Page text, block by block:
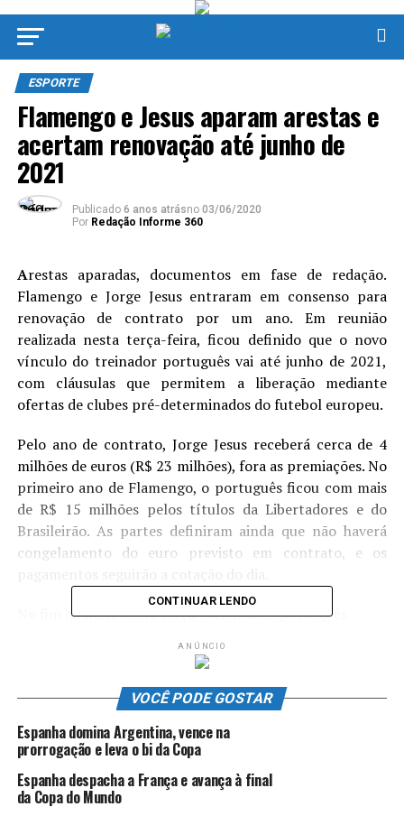
ESPORTE
Flamengo e Jesus aparam arestas e
acertam renovação até junho de
2021
Publicado 6 anos atrásno 03/06/2020
Por Redação Informe 360
Arestas aparadas, documentos em fase de redação.
Flamengo e Jorge Jesus entraram em consenso para
renovação de contrato por um ano. Em reunião
realizada nesta terça-feira, ficou definido que o novo
vínculo do treinador português vai até junho de 2021,
com cláusulas que permitem a liberação mediante
ofertas de clubes pré-determinados do futebol europeu.
Pelo ano de contrato, Jorge Jesus receberá cerca de 4
milhões de euros (R$ 23 milhões), fora as premiações. No
primeiro ano de Flamengo, o português ficou com mais
de R$ 15 milhões pelos títulos da Libertadores e do
Brasileirão. As partes definiram ainda que não haverá
congelamento do euro previsto em contrato, e os
No fim da noite desta terça, o treinador português
Instagram confirmando a renovação e destacando o
negra.
– Meus representantes chegaram a um acordo hoje com
diretoria do Flamengo para renovação de meu contrato
por mais um ano. As minhas relações de amizade com
todos jogadores, estrutura do clube e Nação Rubro-
CONTINUAR LENDO
ANÚNCIO
VOCÊ PODE GOSTAR
Espanha domina Argentina, vence na
prorrogação e leva o bi da Copa
Espanha despacha a França e avança à final
da Copa do Mundo